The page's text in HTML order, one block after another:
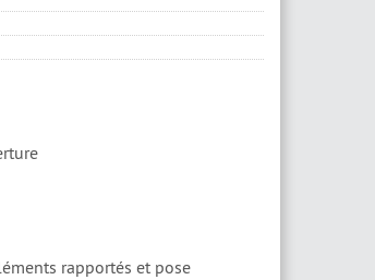
rapportés et pose